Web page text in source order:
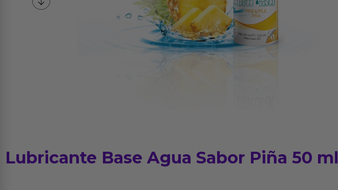
Lubricante Base Agua Sabor Piña 50 ml